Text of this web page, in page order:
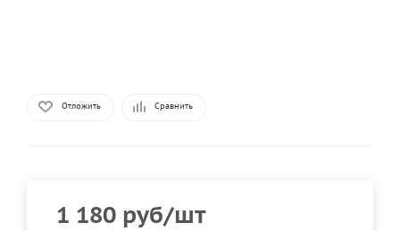
Отложить Сравнить
1 180 руб/шт